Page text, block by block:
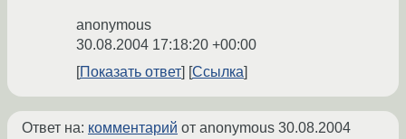
anonymous
30.08.2004 17:18:20 +00:00
Показать ответ
Ссылка
Ответ на: комментарий от anonymous 30.08.2004